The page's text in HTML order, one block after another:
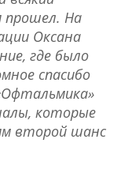
прошел. На
Оксана
где было
спасибо
которые
второй шанс